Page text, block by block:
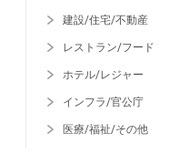
建設/住宅/不動産
レストラン/フード
ホテル/レジャー
インフラ/官公庁
医療/福祉/その他